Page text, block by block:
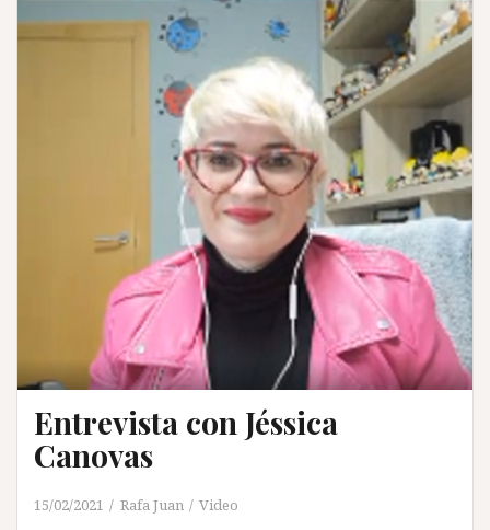
Entrevista con Jéssica
Canovas
15/02/2021 Rafa Juan Video